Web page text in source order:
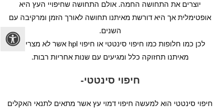
יוצרים את התחושה החמה. אולם התחושה שחיפויי העץ היא
אופטימלית אך היא דורשת מאיתנו תחושה לאורך הזמן ומרקיבה עם
השנים.
לכן כמו חלופות כמו חיפוי סינטטי או חיפוי hpl אשר לא מצריכים
מאיתנו תחזוקה כלל ומגיעים עם שנות אחריות רבות.
חיפוי סינטטי-
חיפוי סינטטי הוא למעשה חיפוי דמוי עץ אשר מתאים לתנאי האקלים